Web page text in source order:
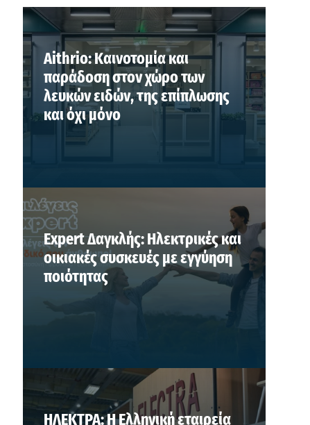
Aithrio: Καινοτομία και
παράδοση στον χώρο των
λευκών ειδών, της επίπλωσης
και όχι μόνο
Expert Δαγκλής: Ηλεκτρικές και
οικιακές συσκευές με εγγύηση
ποιότητας
ΗΛΕΚΤΡΑ: Η Ελληνική εταιρεία